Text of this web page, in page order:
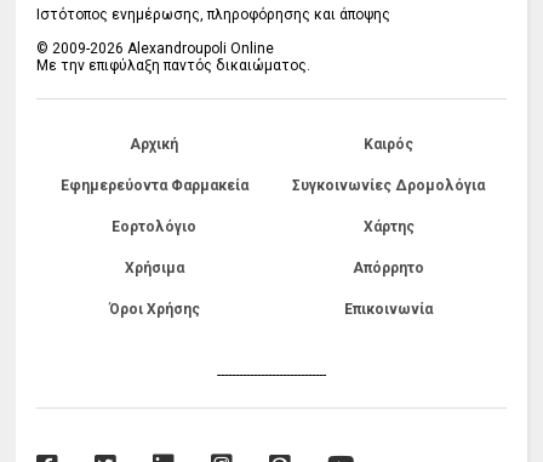
Ιστότοπος ενημέρωσης, πληροφόρησης και άποψης
© 2009-2026 Alexandroupoli Online
Με την επιφύλαξη παντός δικαιώματος.
Αρχική Καιρός
Εφημερεύοντα Φαρμακεία Συγκοινωνίες Δρομολόγια
Εορτολόγιο Χάρτης
Χρήσιμα Απόρρητο
Όροι Χρήσης Επικοινωνία
------------------------------